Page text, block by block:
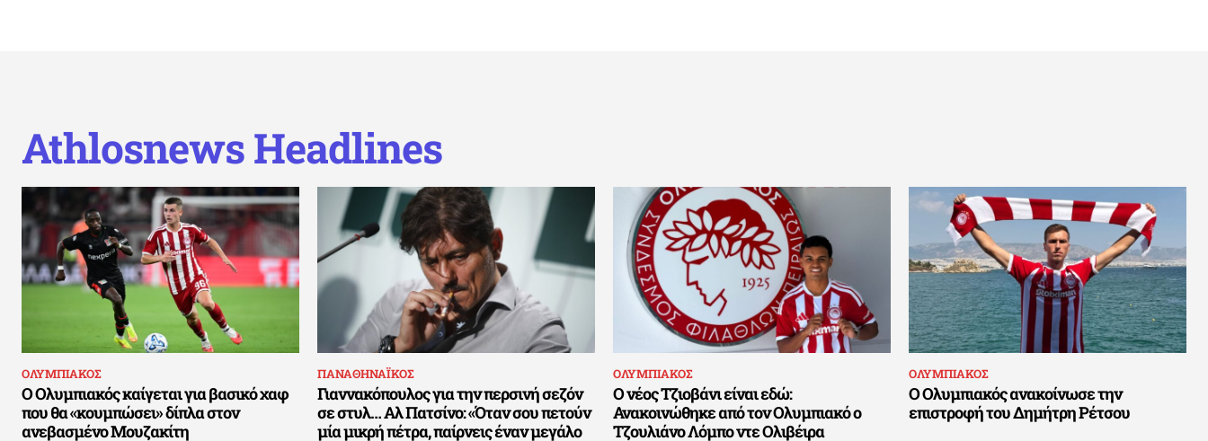
Athlosnews Headlines
ΟΛΥΜΠΙΑΚΟΣ
Ο Ολυμπιακός καίγεται για βασικό χαφ
που θα «κουμπώσει» δίπλα στον
ανεβασμένο Μουζακίτη
ΠΑΝΑΘΗΝΑΪΚΟΣ
Γιαννακόπουλος για την περσινή σεζόν
σε στυλ… Αλ Πατσίνο: «Όταν σου πετούν
μία μικρή πέτρα, παίρνεις έναν μεγάλο
ΟΛΥΜΠΙΑΚΟΣ
Ο νέος Τζιοβάνι είναι εδώ:
Ανακοινώθηκε από τον Ολυμπιακό ο
Τζουλιάνο Λόμπο ντε Ολιβέιρα
ΟΛΥΜΠΙΑΚΟΣ
Ο Ολυμπιακός ανακοίνωσε την
επιστροφή του Δημήτρη Ρέτσου